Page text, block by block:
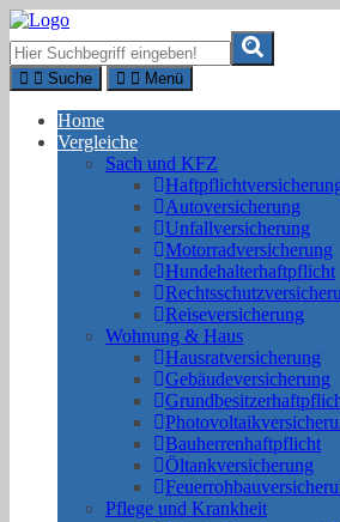
Suche Menü
Home
Vergleiche
Sach und KFZ
Autoversicherung
Unfallversicherung
Motorradversicherung
Hundehalterhaftpflicht
Reiseversicherung
Wohnung & Haus
Hausratversicherung
Gebäudeversicherung
Bauherrenhaftpflicht
Öltankversicherung
Pflege und Krankheit